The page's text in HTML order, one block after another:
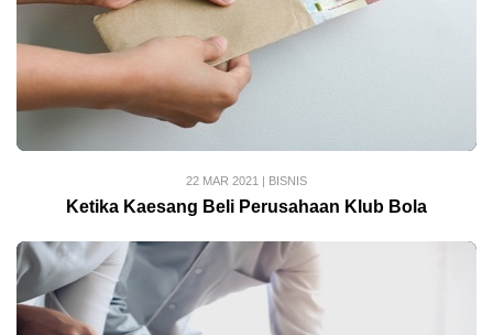
22 MAR 2021 | BISNIS
Ketika Kaesang Beli Perusahaan Klub Bola